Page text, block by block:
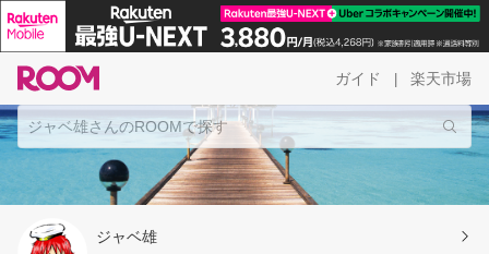
ガイド 楽天市場
ジャベ雄